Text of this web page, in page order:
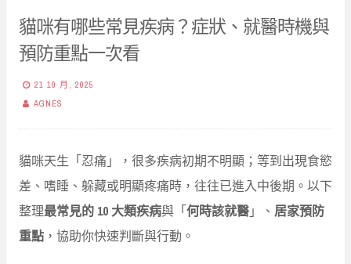
貓咪有哪些常見疾病？症狀、就醫時機與
預防重點一次看
21 10 月, 2025
AGNES
貓咪天生「忍痛」，很多疾病初期不明顯；等到出現食慾
差、嗜睡、躲藏或明顯疼痛時，往往已進入中後期。以下
整理最常見的 10 大類疾病與「何時該就醫」、 居家預防
重點 ，協助你快速判斷與行動。